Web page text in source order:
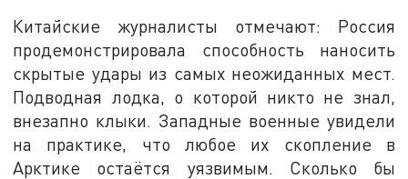
Китайские журналисты отмечают: Россия
продемонстрировала способность наносить
скрытые удары из самых неожиданных мест.
Подводная лодка, о которой никто не знал,
внезапно клыки. Западные военные увидели
на практике, что любое их скопление в
Арктике остаётся уязвимым. Сколько бы